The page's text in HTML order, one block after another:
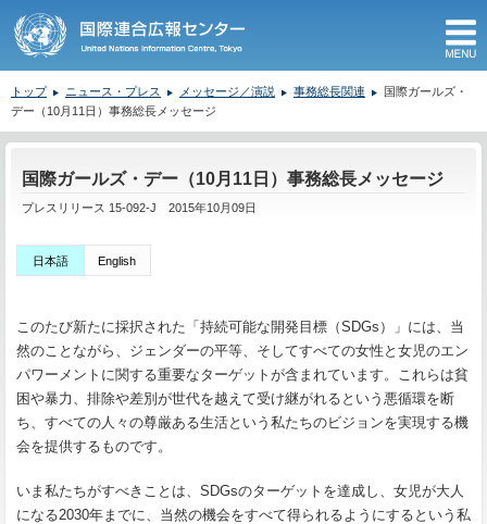
トップ ニュース・プレス メッセージ／演説 事務総長関連
国際ガールズ・
デー（10月11日）事務総長メッセージ
国際ガールズ・デー（10月11日）事務総長メッセージ
プレスリリース 15-092-J 2015年10月09日
日本語 English
このたび新たに採択された「持続可能な開発目標（SDGs）」には、当
然のことながら、ジェンダーの平等、そしてすべての女性と女児のエン
パワーメントに関する重要なターゲットが含まれています。これらは貧
困や暴力、排除や差別が世代を越えて受け継がれるという悪循環を断
ち、すべての人々の尊厳ある生活という私たちのビジョンを実現する機
会を提供するものです。
いま私たちがすべきことは、SDGsのターゲットを達成し、女児が大人
になる2030年までに、当然の機会をすべて得られるようにするという私